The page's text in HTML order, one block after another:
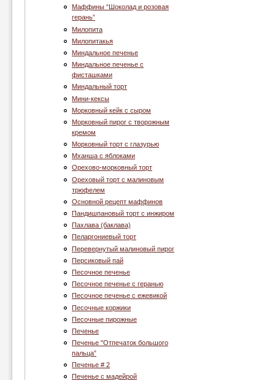
Маффины “Шоколад и розовая
герань”
Милопита
Милопитакья
Миндальное печенье
Миндальное печенье с
фисташками
Миндальный торт
Мини-кексы
Морковный кейк с сыром
Морковный пирог с творожным
кремом
Морковный торт с глазурью
Мханша с яблоками
Орехово-морковный торт
Ореховый торт с малиновым
трюфелем
Основной рецепт маффинов
Пандишпановый торт с инжиром
Пахлава (баклава)
Пеларгониевый торт
Перевернутый малиновый пирог
Персиковый пай
Песочное печенье
Песочное печенье с геранью
Песочное печенье с ежевикой
Песочные коржики
Песочные пирожные
Печенье
Печенье "Отпечаток большого
пальца”
Печенье # 2
Печенье c мадейрой